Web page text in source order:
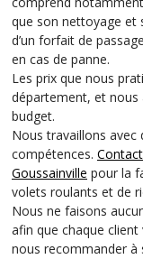
que son nettoyage et
d’un forfait de
en cas de panne.
Les prix que nous
département, et
budget.
Nous travaillons avec
compétences.
Goussainville pour la
volets roulants et de
Nous ne faisons
afin que chaque client
nous recommander à